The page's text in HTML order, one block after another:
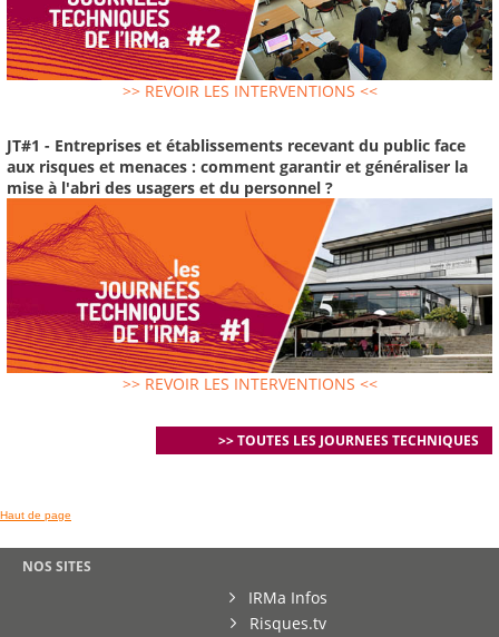
>> REVOIR LES INTERVENTIONS <<
JT#1 - Entreprises et établissements recevant du public face
aux risques et menaces : comment garantir et généraliser la
mise à l'abri des usagers et du personnel ?
>> REVOIR LES INTERVENTIONS <<
>> TOUTES LES JOURNEES TECHNIQUES
Haut de page
NOS SITES
IRMa Infos
Risques.tv